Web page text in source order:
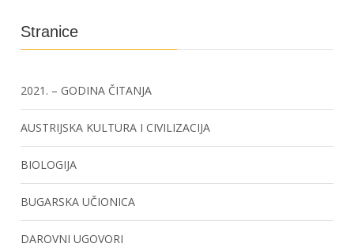
Stranice
2021. – GODINA ČITANJA
AUSTRIJSKA KULTURA I CIVILIZACIJA
BIOLOGIJA
BUGARSKA UČIONICA
DAROVNI UGOVORI